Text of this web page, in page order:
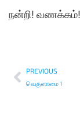
நன்றி! வணக்கம்!
PREVIOUS
வெகுளாமை 1